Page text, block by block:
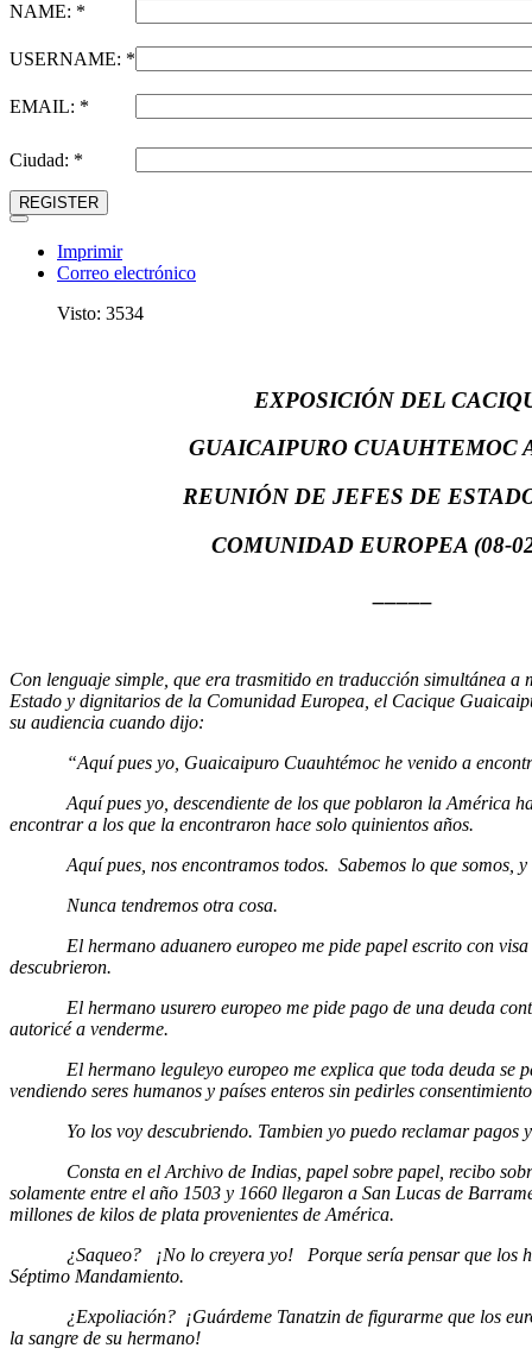
NAME: *
USERNAME: *
EMAIL: *
Ciudad: *
REGISTER
Imprimir
Correo electrónico
Visto: 3534
EXPOSICIÓN DEL
GUAICAIPURO CUAUHTEMOC
REUNIÓN DE JEFES DE
COMUNIDAD EUROPEA (08-
Con lenguaje simple, que era trasmitido en traducción simultánea a
Estado y dignitarios de la Comunidad Europea, el Cacique
su audiencia cuando dijo:
“Aquí pues yo, Guaicaipuro Cuauhtémoc he venido a
Aquí pues yo, descendiente de los que poblaron la América
encontrar a los que la encontraron hace solo quinientos años.
Aquí pues, nos encontramos todos. Sabemos lo que somos, y
Nunca tendremos otra cosa.
El hermano aduanero europeo me pide papel escrito con visa
descubrieron.
El hermano usurero europeo me pide pago de una deuda
autoricé a venderme.
El hermano leguleyo europeo me explica que toda deuda se
vendiendo seres humanos y países enteros sin pedirles
Yo los voy descubriendo. Tambien yo puedo reclamar pagos y
Consta en el Archivo de Indias, papel sobre papel, recibo
solamente entre el año 1503 y 1660 llegaron a San Lucas de
millones de kilos de plata provenientes de América.
¿Saqueo? ¡No lo creyera yo! Porque sería pensar que los
Séptimo Mandamiento.
¿Expoliación? ¡Guárdeme Tanatzin de figurarme que los
la sangre de su hermano!